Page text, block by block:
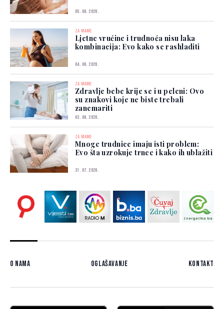
05. 08. 2026.
ZA MAME
Ljetne vrućine i trudnoća nisu laka
kombinacija: Evo kako se rashladiti
04. 08. 2026.
ZA MAME
Zdravlje bebe krije se i u peleni: Ovo
su znakovi koje ne biste trebali
zanemariti
03. 08. 2026.
ZA MAME
Mnoge trudnice imaju isti problem:
Evo šta uzrokuje trnce i kako ih ublažiti
31. 07. 2026.
O nama Oglašavanje Kontakt